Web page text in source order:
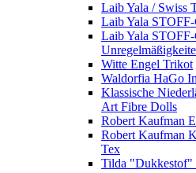
Laib Yala / Swiss
Laib Yala
Laib Yala
Witte Engel Trikot
Waldorfia HaGo
Klassische
Art Fibre Dolls
Robert Kaufman
Robert Kaufman
Tex
Tilda "Dukkestof"